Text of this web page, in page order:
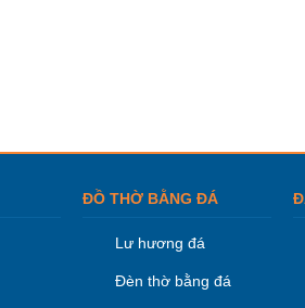
ĐỒ THỜ BẰNG ĐÁ
Lư hương đá
Đèn thờ bằng đá